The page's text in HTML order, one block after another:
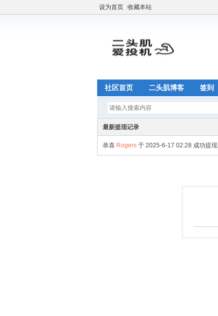
设为首页 收藏本站
社区首页 二头肌博客 签到
最新提现记录
恭喜 Rogers 于 2025-6-17 02:28 成功提现